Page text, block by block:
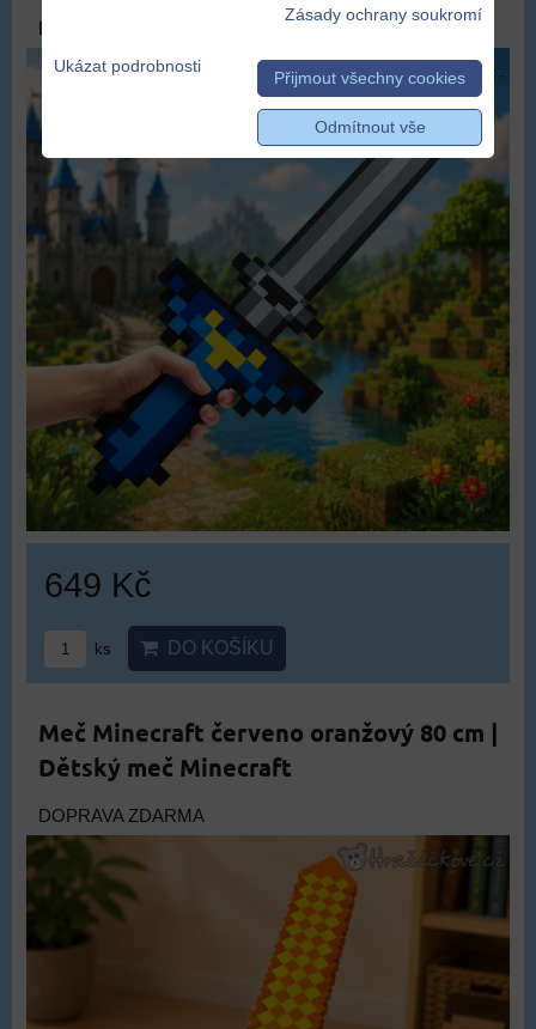
DOPRAVA ZDARMA
649 Kč
ks DO KOŠÍKU
Meč Minecraft červeno oranžový 80 cm |
Dětský meč Minecraft
DOPRAVA ZDARMA
Zásady ochrany soukromí
Ukázat podrobnosti
Přijmout všechny cookies
Odmítnout vše